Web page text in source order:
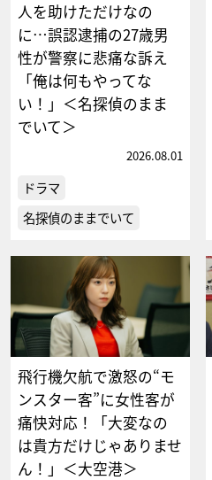
人を助けただけなの
に…誤認逮捕の27歳男
性が警察に悲痛な訴え
「俺は何もやってな
い！」＜名探偵のまま
でいて＞
2026.08.01
ドラマ
名探偵のままでいて
飛行機欠航で激怒の“モ
ンスター客”に女性客が
痛快対応！「大変なの
は貴方だけじゃありませ
ん！」＜大空港＞